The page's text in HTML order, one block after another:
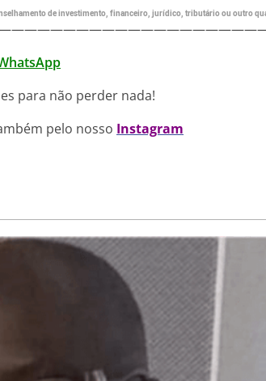
de investimento, financeiro, jurídico, tributário ou outro
para não perder nada!
pelo nosso Instagram